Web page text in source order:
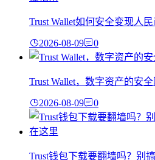
Trust Wallet如何安全变现人
2026-08-09 0
Trust Wallet，数字资产的安
2026-08-09 0
Trust钱包下载要翻墙吗？别